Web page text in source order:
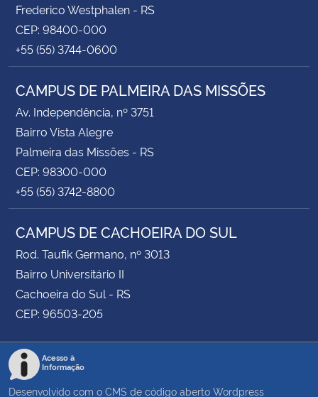
Frederico Westphalen - RS
CEP: 98400-000
+55 (55) 3744-0600
CAMPUS DE PALMEIRA DAS MISSÕES
Av. Independência, nº 3751
Bairro Vista Alegre
Palmeira das Missões - RS
CEP: 98300-000
+55 (55) 3742-8800
CAMPUS DE CACHOEIRA DO SUL
Rod. Taufik Germano, nº 3013
Bairro Universitário II
Cachoeira do Sul - RS
CEP: 96503-205
Acesso à
Informação
Desenvolvido com o CMS de código aberto Wordpress